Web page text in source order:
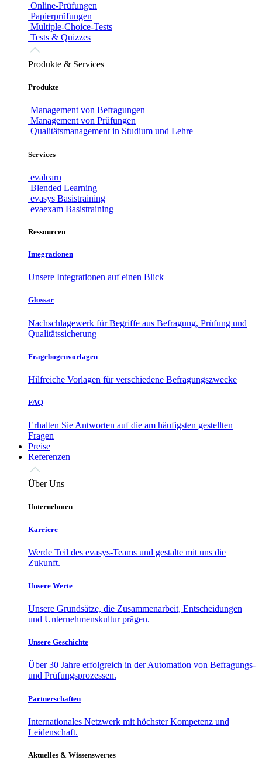
Online-Prüfungen
Papierprüfungen
Multiple-Choice-Tests
Tests & Quizzes
Produkte & Services
Produkte
Management von Befragungen
Management von Prüfungen
Qualitätsmanagement in Studium und Lehre
Services
evalearn
Blended Learning
evasys Basistraining
evaexam Basistraining
Ressourcen
Integrationen
Unsere Integrationen auf einen Blick
Glossar
Nachschlagewerk für Begriffe aus Befragung, Prüfung und
Qualitätssicherung
Fragebogenvorlagen
Hilfreiche Vorlagen für verschiedene Befragungszwecke
FAQ
Erhalten Sie Antworten auf die am häufigsten gestellten
Fragen
Preise
Referenzen
Über Uns
Unternehmen
Karriere
Werde Teil des evasys-Teams und gestalte mit uns die
Zukunft.
Unsere Werte
Unsere Grundsätze, die Zusammenarbeit, Entscheidungen
und Unternehmenskultur prägen.
Unsere Geschichte
Über 30 Jahre erfolgreich in der Automation von Befragungs-
und Prüfungsprozessen.
Partnerschaften
Internationales Netzwerk mit höchster Kompetenz und
Leidenschaft.
Aktuelles & Wissenswertes